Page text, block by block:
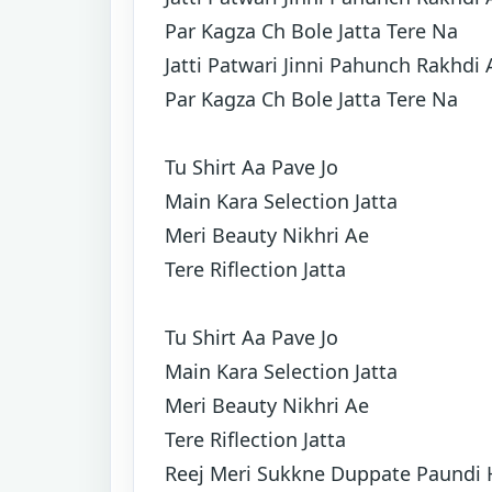
Par Kagza Ch Bole Jatta Tere Na
Jatti Patwari Jinni Pahunch Rakhdi
Par Kagza Ch Bole Jatta Tere Na
Tu Shirt Aa Pave Jo
Main Kara Selection Jatta
Meri Beauty Nikhri Ae
Tere Riflection Jatta
Tu Shirt Aa Pave Jo
Main Kara Selection Jatta
Meri Beauty Nikhri Ae
Tere Riflection Jatta
Reej Meri Sukkne Duppate Paundi